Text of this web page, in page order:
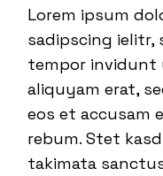
Lorem ipsum
sadipscing ielitr,
tempor invidunt
aliquyam erat,
eos et accusam
rebum. Stet
takimata